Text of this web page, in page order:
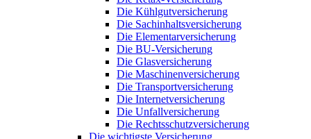
Die Kühlgutversicherung
Die Sachinhaltsversicherung
Die Elementarversicherung
Die BU-Versicherung
Die Glasversicherung
Die Maschinenversicherung
Die Transportversicherung
Die Internetversicherung
Die Unfallversicherung
Die Rechtsschutzversicherung
Die wichtigste Versicherung